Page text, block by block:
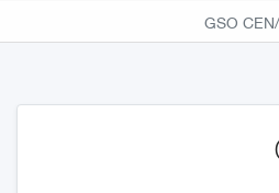
GSO